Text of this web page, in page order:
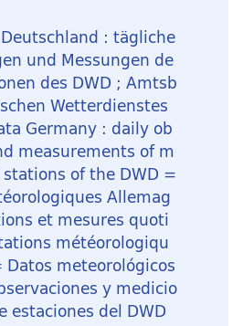
: tägliche
und Messungen de
des DWD ; Amtsb
Wetterdienstes
Germany : daily ob
measurements of m
of the DWD =
Allemag
et mesures quoti
météorologiqu
Datos meteorológicos
y medicio
estaciones del DWD